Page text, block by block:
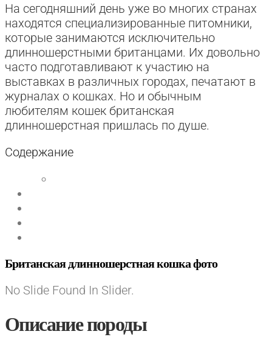
На сегодняшний день уже во многих странах
находятся специализированные питомники,
которые занимаются исключительно
длинношерстными британцами. Их довольно
часто подготавливают к участию на
выставках в различных городах, печатают в
журналах о кошках. Но и обычным
любителям кошек британская
длинношерстная пришлась по душе.
Содержание
Британская длинношерстная кошка фото
No Slide Found In Slider.
Описание породы